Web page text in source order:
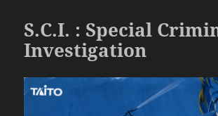
S.C.I. : Special
Investigation